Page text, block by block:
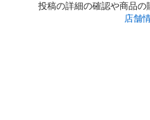
投稿の詳細の確認や商品の
店舗